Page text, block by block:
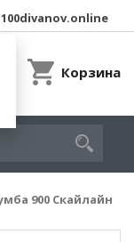
Корзина
900 Скайлайн